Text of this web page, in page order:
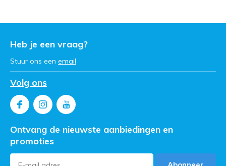
Heb je een vraag?
Stuur ons een email
Volg ons
Ontvang de nieuwste aanbiedingen en
promoties